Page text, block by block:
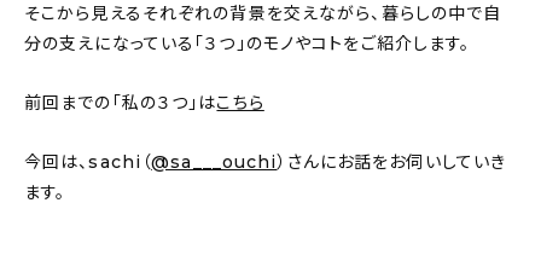
インテリア
日用品
ギフト
そこから見えるそれぞれの背景を交えながら、暮らしの中で自
分の支えになっている「３つ」のモノやコトをご紹介します。
前回までの「私の３つ」はこちら
今回は、sachi（@sa___ouchi）さんにお話をお伺いしていき
ます。